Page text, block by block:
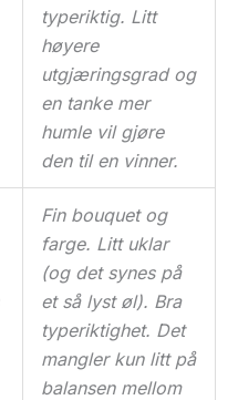
typeriktig. Litt
høyere
utgjæringsgrad og
en tanke mer
humle vil gjøre
den til en vinner.
Fin bouquet og
farge. Litt uklar
(og det synes på
et så lyst øl). Bra
typeriktighet. Det
mangler kun litt på
balansen mellom